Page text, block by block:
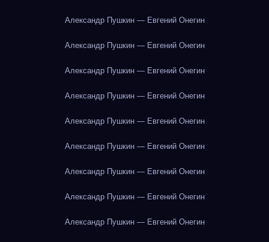
Александр Пушкин — Евгений Онегин
Александр Пушкин — Евгений Онегин
Александр Пушкин — Евгений Онегин
Александр Пушкин — Евгений Онегин
Александр Пушкин — Евгений Онегин
Александр Пушкин — Евгений Онегин
Александр Пушкин — Евгений Онегин
Александр Пушкин — Евгений Онегин
Александр Пушкин — Евгений Онегин